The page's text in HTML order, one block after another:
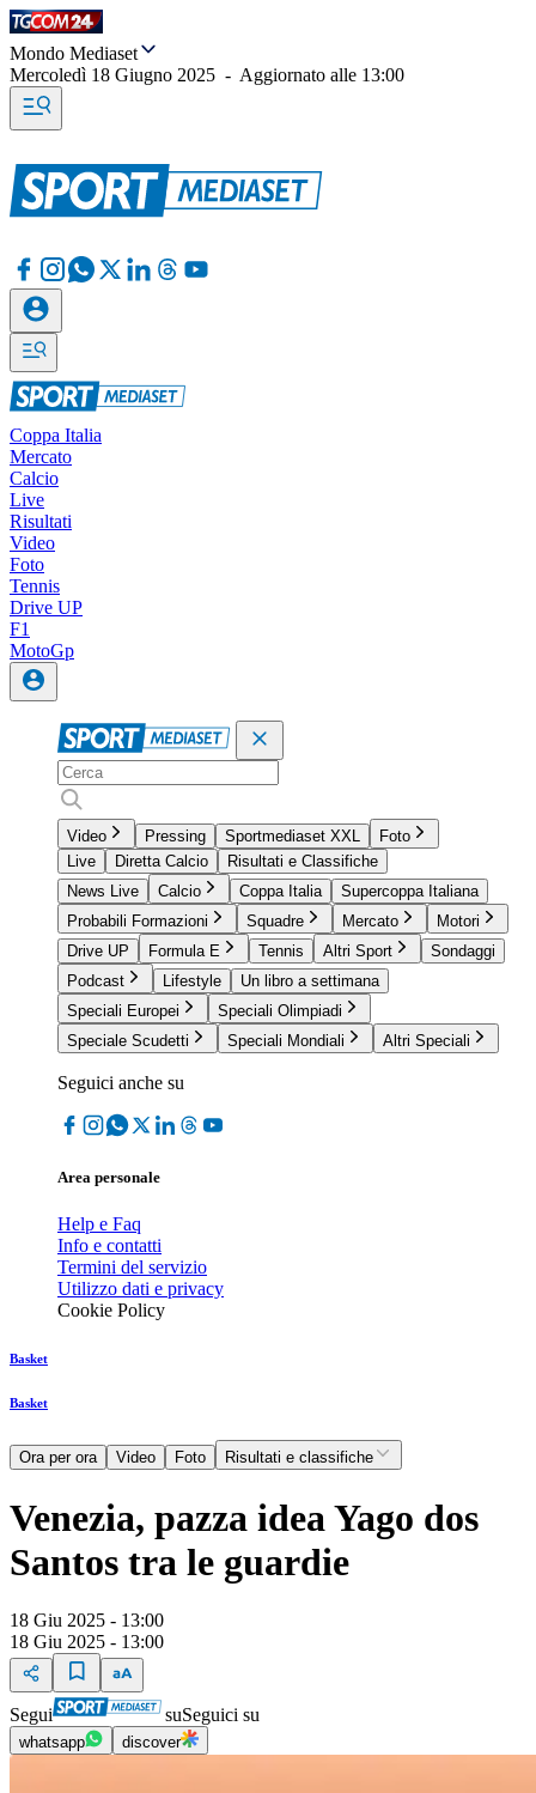
Mondo Mediaset
Mercoledì 18 Giugno 2025 - Aggiornato alle 13:00
Coppa Italia
Mercato
Calcio
Live
Risultati
Video
Foto
Tennis
Drive UP
F1
MotoGp
Video Pressing Sportmediaset XXL
Foto
Live
Diretta Calcio
Risultati e Classifiche
News Live
Calcio Coppa Italia
Supercoppa Italiana
Probabili Formazioni
Squadre Mercato
Motori
Drive UP
Formula E Tennis Altri Sport
Sondaggi
Podcast
Lifestyle
Un libro a settimana
Speciali Europei
Speciali Olimpiadi
Speciale Scudetti
Speciali Mondiali Altri Speciali
Seguici anche su
Area personale
Help e Faq
Info e contatti
Termini del servizio
Utilizzo dati e privacy
Cookie Policy
Basket
Basket
Ora per ora Video Foto Risultati e classifiche
Venezia, pazza idea Yago dos
Santos tra le guardie
18 Giu 2025 - 13:00
18 Giu 2025 - 13:00
Segui suSeguici su
whatsapp discover